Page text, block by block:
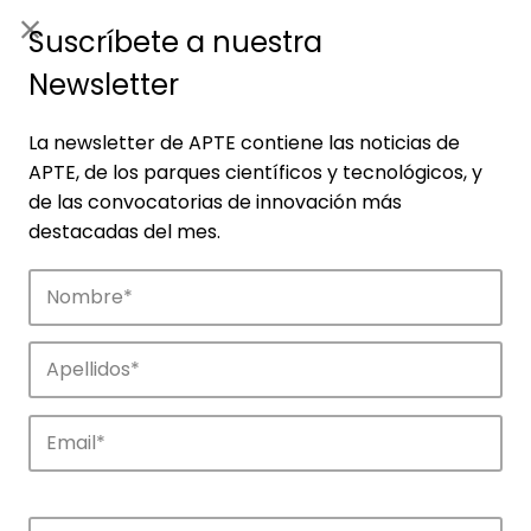
Empresas
Descubre las empresas que impulsan la
innovación en los parques de APTE.
Suscríbete a nuestra
Newsletter
La newsletter de APTE contiene las noticias de
APTE, de los parques científicos y tecnológicos, y
de las convocatorias de innovación más
destacadas del mes.